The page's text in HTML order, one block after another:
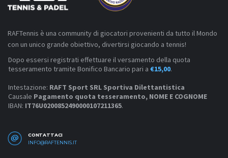
RAFTennis è una community di giocatori provenienti da tutto il Mondo
con un unico grande obiettivo, divertirsi giocando a tennis!
Dopo essersi registrati effettuare il versamento della quota
tesseramento tramite Bonifico Bancario pari a €15,00.
Intestazione: RAFT Sport SRL Sportiva Dilettantistica
Causale Pagamento quota tesseramento, NOME E COGNOME
IBAN: IT76U0200852490000107211365.
CONTATTACI
INFO@RAFTENNIS.IT